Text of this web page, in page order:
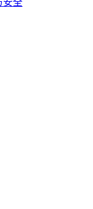
安全